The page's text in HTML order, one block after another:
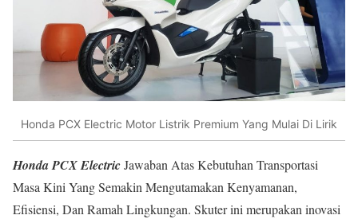
Honda PCX Electric Motor Listrik Premium Yang Mulai Di Lirik
Honda PCX ElectricJawaban Atas Kebutuhan Transportasi
Masa Kini Yang Semakin Mengutamakan Kenyamanan,
Efisiensi, Dan Ramah Lingkungan. Skuter ini merupakan inovasi